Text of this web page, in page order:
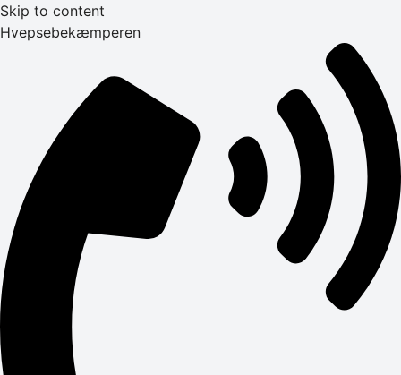
Skip to content
Hvepsebekæmperen